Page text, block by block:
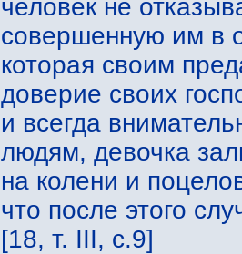
человек не
совершенную им в
которая своим
доверие своих
и всегда
людям, девочка
на колени и
что после этого
[18, т. III, с.9]